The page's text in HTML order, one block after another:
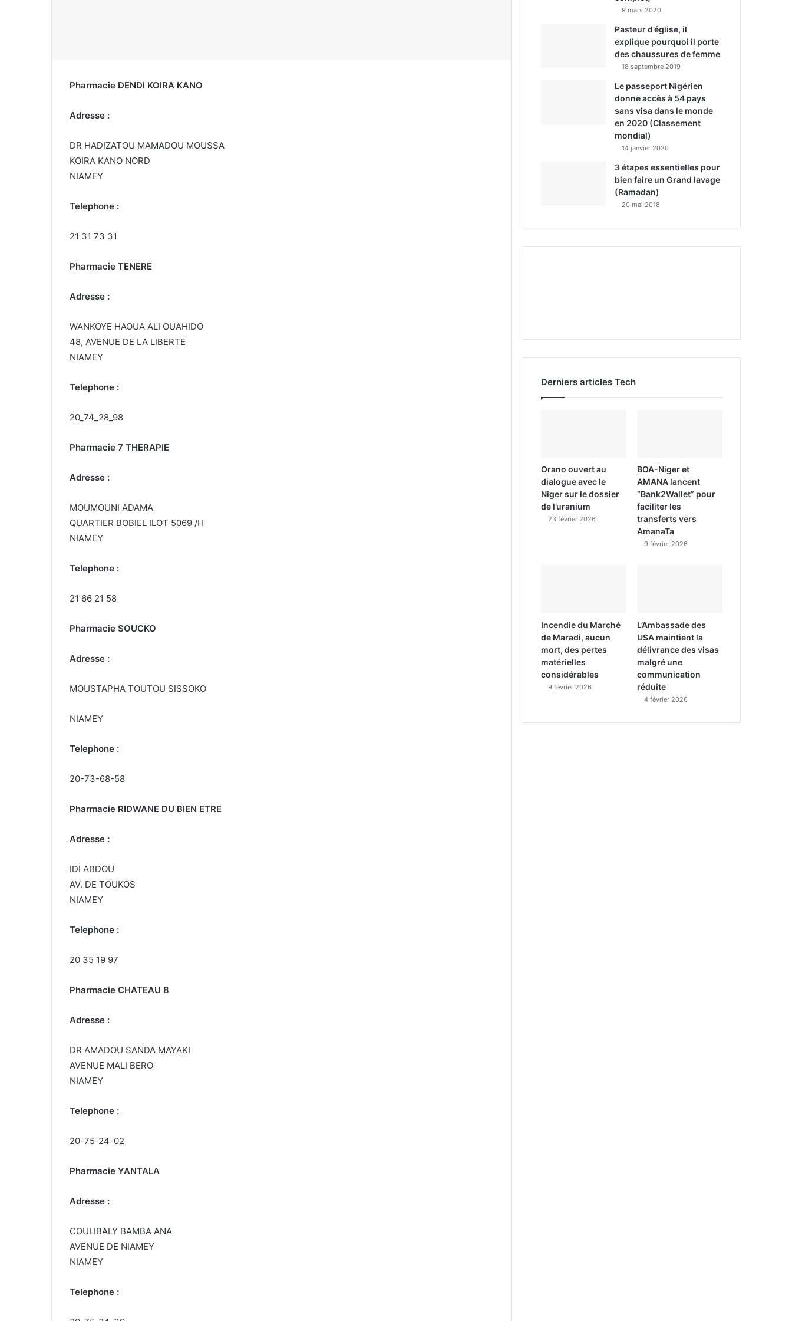
Pharmacie DENDI KOIRA KANO
Adresse :
DR HADIZATOU MAMADOU MOUSSA
KOIRA KANO NORD
NIAMEY
Telephone :
21 31 73 31
Pharmacie TENERE
Adresse :
WANKOYE HAOUA ALI OUAHIDO
48, AVENUE DE LA LIBERTE
NIAMEY
Telephone :
20_74_28_98
Pharmacie 7 THERAPIE
Adresse :
MOUMOUNI ADAMA
QUARTIER BOBIEL ILOT 5069 /H
NIAMEY
Telephone :
21 66 21 58
Pharmacie SOUCKO
Adresse :
MOUSTAPHA TOUTOU SISSOKO
NIAMEY
Telephone :
20-73-68-58
Pharmacie RIDWANE DU BIEN ETRE
Adresse :
IDI ABDOU
AV. DE TOUKOS
NIAMEY
Telephone :
20 35 19 97
Pharmacie CHATEAU 8
Adresse :
DR AMADOU SANDA MAYAKI
AVENUE MALI BERO
NIAMEY
Telephone :
20-75-24-02
Pharmacie YANTALA
Adresse :
COULIBALY BAMBA ANA
AVENUE DE NIAMEY
NIAMEY
Telephone :
9 mars 2020
Pasteur d’église, il
explique pourquoi il porte
des chaussures de femme
18 septembre 2019
Le passeport Nigérien
donne accès à 54 pays
sans visa dans le monde
en 2020 (Classement
mondial)
14 janvier 2020
3 étapes essentielles pour
bien faire un Grand lavage
(Ramadan)
20 mai 2018
Derniers articles Tech
Orano ouvert au
dialogue avec le
Niger sur le dossier
de l’uranium
23 février 2026
BOA-Niger et
AMANA lancent
“Bank2Wallet” pour
faciliter les
transferts vers
AmanaTa
9 février 2026
Incendie du Marché
de Maradi, aucun
mort, des pertes
matérielles
considérables
9 février 2026
L’Ambassade des
USA maintient la
délivrance des visas
malgré une
communication
réduite
4 février 2026